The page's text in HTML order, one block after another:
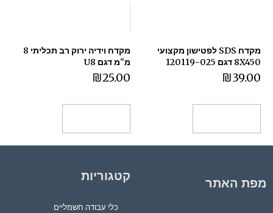
מקדח SDS לפטישון מקצועי
8X450 דגם 120119-025
₪39.00
מקדח וידיה ירוק רב תכליתי 8
מ"מ דגם U8
₪25.00
מפת האתר קטגוריות
כלי עבודה חשמליים